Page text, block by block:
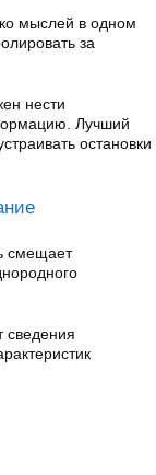
мыслей в одном
за
нести
Лучший
остановки
смещает
сведения